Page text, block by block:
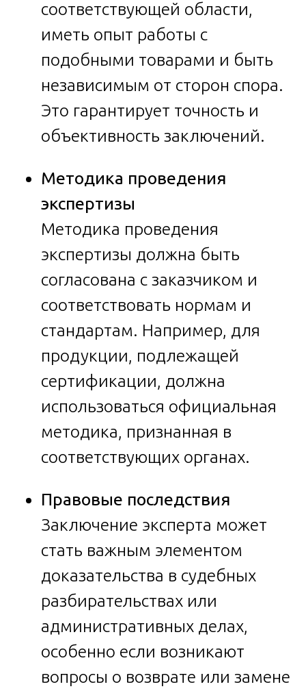
соответствующей области,
иметь опыт работы с
подобными товарами и быть
независимым от сторон спора.
Это гарантирует точность и
объективность заключений.
Методика проведения
экспертизы
Методика проведения
экспертизы должна быть
согласована с заказчиком и
соответствовать нормам и
стандартам. Например, для
продукции, подлежащей
сертификации, должна
использоваться официальная
методика, признанная в
соответствующих органах.
Правовые последствия
Заключение эксперта может
стать важным элементом
доказательства в судебных
разбирательствах или
административных делах,
особенно если возникают
вопросы о возврате или замене